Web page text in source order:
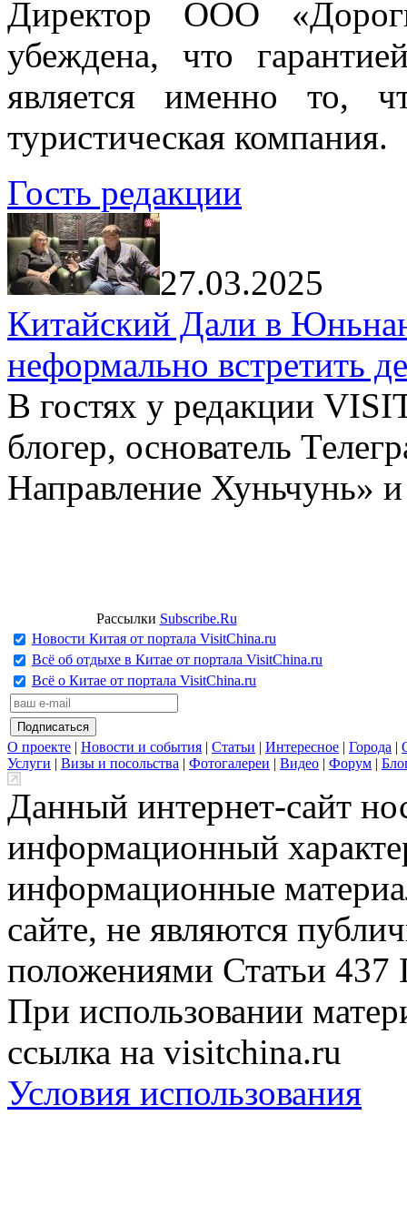
Директор ООО
убеждена, что
является именно то,
туристическая компания.
Гость редакции
27.03.2025
Китайский Дали в
неформально встретить
В гостях у редакции
блогер, основатель
Направление Хуньчунь»
Рассылки Subscribe.Ru
Новости Китая от портала VisitChina.ru
Всё об отдыхе в Китае от портала VisitChina.ru
Всё о Китае от портала VisitChina.ru
О проекте | Новости и события | Статьи | Интересное | Города |
Услуги | Визы и посольства | Фотогалереи | Видео | Форум |
Данный интернет-сайт
информационный
информационные
сайте, не являются
положениями Статьи 437
При использовании
ссылка на visitchina.ru
Условия использования